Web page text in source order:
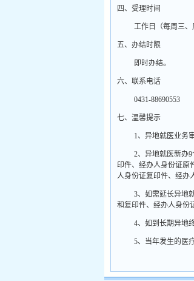
四、受理时间
工作日（每周三、
五、办结时限
即时办结。
六、联系电话
0431-88690553
七、温馨提示
1、异地就医业务
2、异地就医新办9
印件、经办人身份证原
人身份证复印件、经办
3、如需延长异地
和复印件、经办人身份
4、如到长期异地
5、当年发生的医